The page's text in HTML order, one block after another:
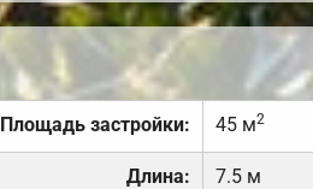
Площадь застройки: 45 м2
Длина: 7.5 м